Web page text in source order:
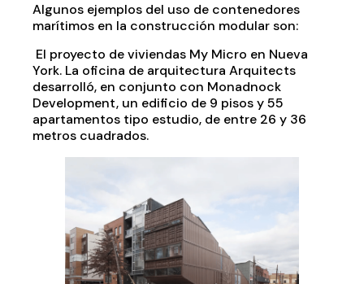
Algunos ejemplos del uso de contenedores
marítimos en la construcción modular son:
El proyecto de viviendas My Micro en Nueva
York. La oficina de arquitectura Arquitects
desarrolló, en conjunto con Monadnock
Development, un edificio de 9 pisos y 55
apartamentos tipo estudio, de entre 26 y 36
metros cuadrados.